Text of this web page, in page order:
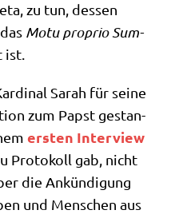
zu tun, des­sen
Motu pro­prio Sum­
ist.
Sarah für sei­ne
zum Papst gestan­
ersten Inter­view
Pro­to­koll gab, nicht
die Ankün­di­gung
und Men­schen aus